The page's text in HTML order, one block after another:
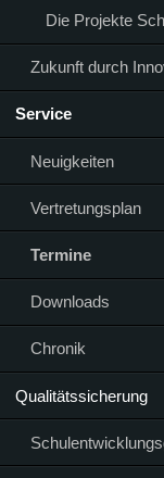
Die Projekte
Zukunft durch
Service
Neuigkeiten
Vertretungsplan
Termine
Downloads
Chronik
Qualitätssicherung